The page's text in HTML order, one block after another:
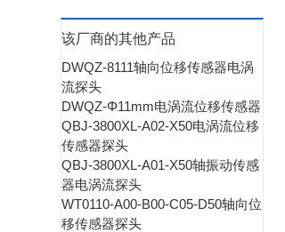
该厂商的其他产品
DWQZ-8111轴向位移传感器电涡
流探头
DWQZ-Φ11mm电涡流位移传感器
QBJ-3800XL-A02-X50电涡流位移
传感器探头
QBJ-3800XL-A01-X50轴振动传感
器电涡流探头
WT0110-A00-B00-C05-D50轴向位
移传感器探头